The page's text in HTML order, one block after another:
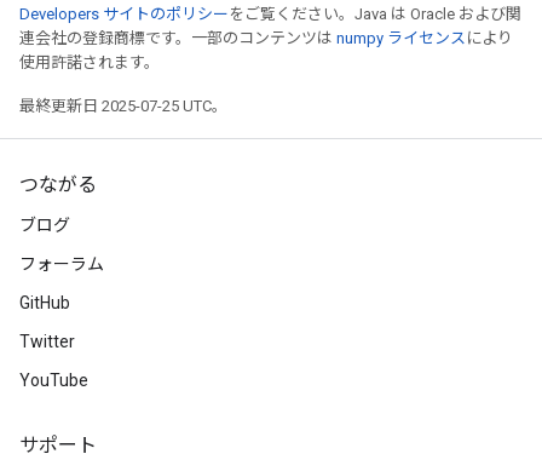
Developers サイトのポリシー をご覧ください。Java は Oracle および関
連会社の登録商標です。一部のコンテンツは numpy ライセンス により
使用許諾されます。
最終更新日 2025-07-25 UTC。
つながる
ブログ
フォーラム
GitHub
Twitter
YouTube
サポート